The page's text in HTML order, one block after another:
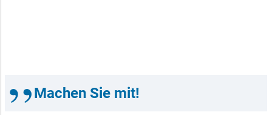
Kantorei & Streichorchester
der Kirchengemeinde
Machen Sie mit!